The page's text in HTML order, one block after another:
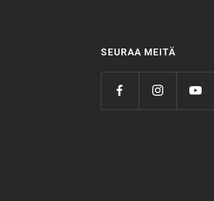
SEURAA MEITÄ